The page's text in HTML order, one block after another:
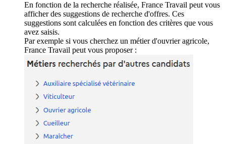
En fonction de la recherche réalisée, France Travail peut vous
afficher des suggestions de recherche d'offres. Ces
suggestions sont calculées en fonction des critères que vous
avez saisis.
Par exemple si vous cherchez un métier d'ouvrier agricole,
France Travail peut vous proposer :